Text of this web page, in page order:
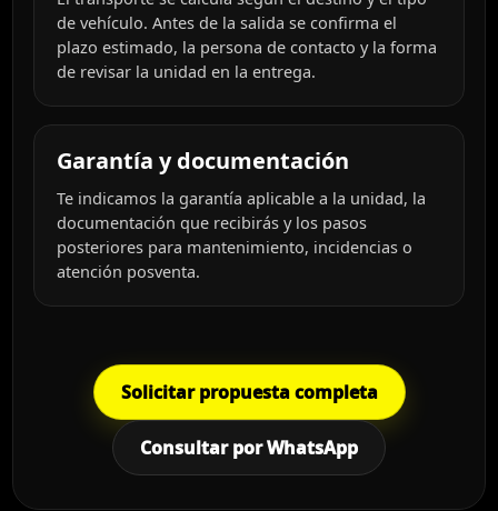
de vehículo. Antes de la salida se confirma el
plazo estimado, la persona de contacto y la forma
de revisar la unidad en la entrega.
Garantía y documentación
Te indicamos la garantía aplicable a la unidad, la
documentación que recibirás y los pasos
posteriores para mantenimiento, incidencias o
atención posventa.
Solicitar propuesta completa
Consultar por WhatsApp